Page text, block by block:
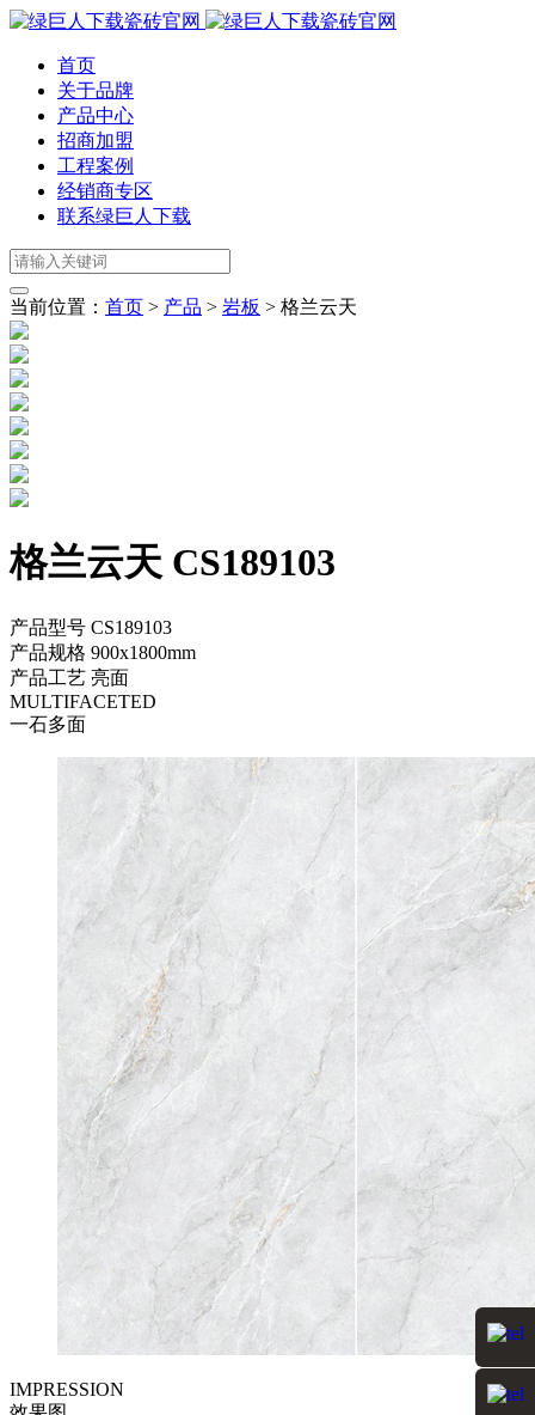
首页
关于品牌
产品中心
招商加盟
工程案例
经销商专区
联系绿巨人下载
当前位置： 首页 > 产品 > 岩板 > 格兰云天
格兰云天 CS189103
产品型号 CS189103
产品规格 900x1800mm
产品工艺 亮面
MULTIFACETED
一石多面
IMPRESSION